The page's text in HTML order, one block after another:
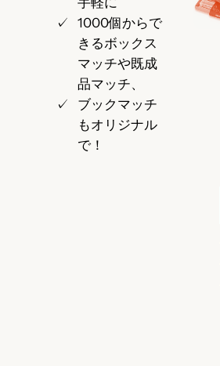
1000個からで
きるボックス
マッチや既成
品マッチ、
ブックマッチ
もオリジナル
で！